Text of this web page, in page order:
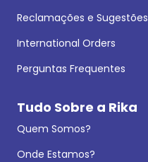
Reclamações e Sugestões
International Orders
Perguntas Frequentes
Tudo Sobre a Rika
Quem Somos?
Onde Estamos?